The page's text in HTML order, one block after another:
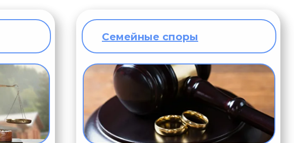
Начальник юридического отдела
Ахмедов НарханДжамалович
Семейные споры